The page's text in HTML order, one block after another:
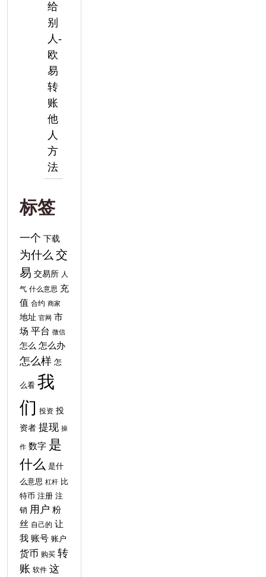
给
别
人-
欧
易
转
账
他
人
方
法
标签
一个 下载
为什么 交
易 交易所 人
气 什么意思 充
值 合约 商家
地址 官网 市
场 平台 微信
怎么 怎么办
怎么样 怎
么看 我
们 投资 投
资者 提现 操
作 数字 是
什么 是什
么意思 杠杆 比
特币 注册 注
销 用户 粉
丝 自己的 让
我 账号 账户
货币 购买 转
账 软件 这